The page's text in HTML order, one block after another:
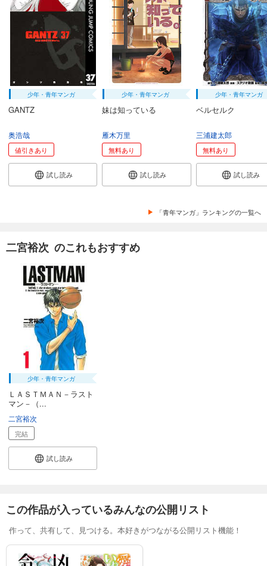
試し読み
あらすじを表示する
BUNGO-unreal- 2［BUNGO―ブンゴ― 43］
770 円 (税込)
続巻入荷
カート
あらすじを表示する
少年・青年マンガ
GANTZ
奥浩哉
値引きあり
試し読み
少年・青年マンガ
妹は知っている
雁木万里
無料あり
試し読み
少年・青年マンガ
ベルセルク
三浦建太郎
無料あり
試し読み
「青年マンガ」ランキングの一覧へ
二宮裕次 のこれもおすすめ
少年・青年マンガ
ＬＡＳＴＭＡＮ－ラスト
マン－（...
二宮裕次
完結
試し読み
この作品が入っているみんなの公開リスト
作って、共有して、見つける。本好きがつながる公開リスト機能！